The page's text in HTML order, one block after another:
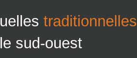
traditionnelles
sud-ouest